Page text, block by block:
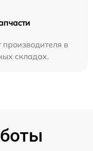
производителя в
складах.